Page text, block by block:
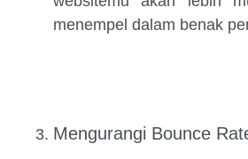
menempel dalam benak
Mengurangi Bounce